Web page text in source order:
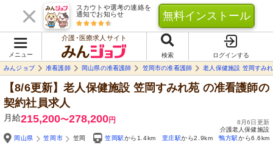
スカウトや選考の連絡を
通知でお知らせ
無料インストール
メニュー
介護･医療求人サイト
検索
ログインする
みんジョブ
准看護師 岡山県の准看護師 笠岡市の准看護師 老人保健施設 笠岡すみ
【8/6更新】老人保健施設 笠岡すみれ苑 の准看護師の
契約社員求人
月給215,200〜278,200円
8月6日更新
介護老人保健施設
岡山県
笠岡市 笠岡 笠岡駅から1.4km 里庄駅から2.9km 鴨方駅から6.6km